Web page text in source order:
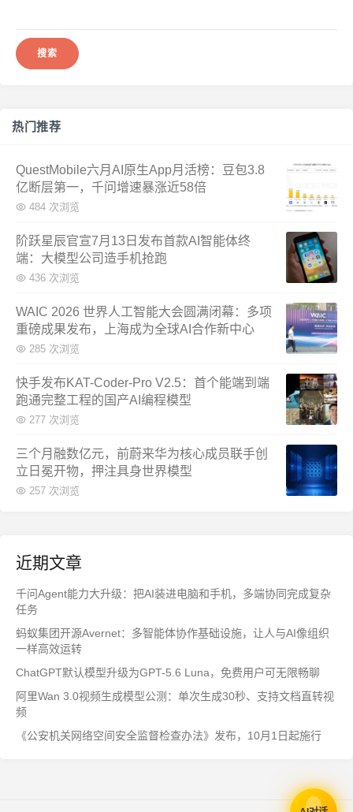
热门推荐
QuestMobile六月AI原生App月活榜：豆包3.8
亿断层第一，千问增速暴涨近58倍
484 次浏览
阶跃星辰官宣7月13日发布首款AI智能体终
端：大模型公司造手机抢跑
436 次浏览
WAIC 2026 世界人工智能大会圆满闭幕：多项
重磅成果发布，上海成为全球AI合作新中心
285 次浏览
快手发布KAT-Coder-Pro V2.5：首个能端到端
跑通完整工程的国产AI编程模型
277 次浏览
三个月融数亿元，前蔚来华为核心成员联手创
立日冕开物，押注具身世界模型
257 次浏览
近期文章
千问Agent能力大升级：把AI装进电脑和手机，多端协同完成复杂
任务
蚂蚁集团开源Avernet：多智能体协作基础设施，让人与AI像组织
一样高效运转
ChatGPT默认模型升级为GPT-5.6 Luna，免费用户可无限畅聊
阿里Wan 3.0视频生成模型公测：单次生成30秒、支持文档直转视
频
《公安机关网络空间安全监督检查办法》发布，10月1日起施行